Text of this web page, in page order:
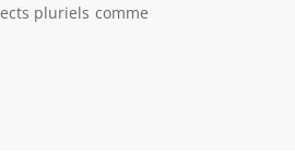
pluriels comme